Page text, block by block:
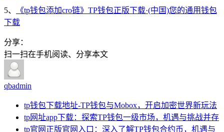
5、
《tp钱包添加cro链》TP钱包正版下载·(中国)您的通用钱包
下载
分享：
扫一扫在手机阅读、分享本文
qbadmin
tp钱包下载地址-TP钱包与Mobox，开启加密世界新玩法
tp网址app下载：探索TP钱包一级市场，机遇与挑战并存
tp官网正版官网入口：深入了解TP钱包合约币，机遇与